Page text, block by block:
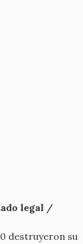
legal /
destruyeron su